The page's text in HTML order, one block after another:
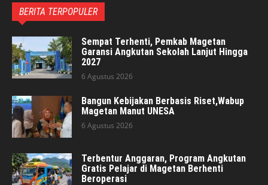
BERITA TERPOPULER
Sempat Terhenti, Pemkab Magetan
Garansi Angkutan Sekolah Lanjut Hingga
2027
6 Agustus 2026
Bangun Kebijakan Berbasis Riset,Wabup
Magetan Manut UNESA
6 Agustus 2026
Terbentur Anggaran, Program Angkutan
Gratis Pelajar di Magetan Berhenti
Beroperasi